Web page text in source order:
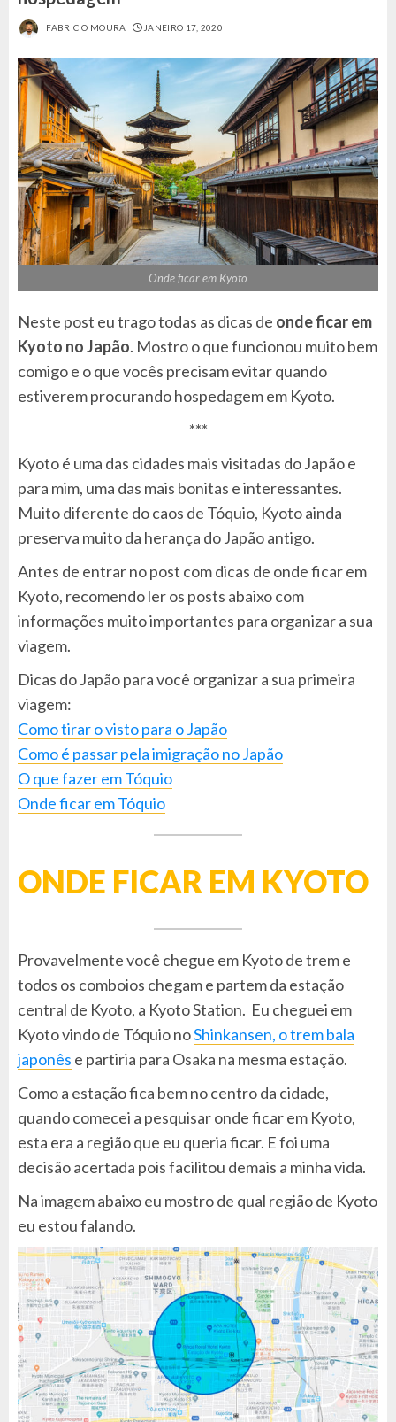
FABRICIO MOURA JANEIRO 17, 2020
Onde ficar em Kyoto
Neste post eu trago todas as dicas de onde ficar em
Kyoto no Japão. Mostro o que funcionou muito bem
comigo e o que vocês precisam evitar quando
estiverem procurando hospedagem em Kyoto.
***
Kyoto é uma das cidades mais visitadas do Japão e
para mim, uma das mais bonitas e interessantes.
Muito diferente do caos de Tóquio, Kyoto ainda
preserva muito da herança do Japão antigo.
Antes de entrar no post com dicas de onde ficar em
Kyoto, recomendo ler os posts abaixo com
informações muito importantes para organizar a sua
viagem.
Dicas do Japão para você organizar a sua primeira
viagem:
Como tirar o visto para o Japão
Como é passar pela imigração no Japão
O que fazer em Tóquio
Onde ficar em Tóquio
ONDE FICAR EM KYOTO
Provavelmente você chegue em Kyoto de trem e
todos os comboios chegam e partem da estação
central de Kyoto, a Kyoto Station. Eu cheguei em
Kyoto vindo de Tóquio noShinkansen, o trem bala
japonês e partiria para Osaka na mesma estação.
Como a estação fica bem no centro da cidade,
quando comecei a pesquisar onde ficar em Kyoto,
esta era a região que eu queria ficar. E foi uma
decisão acertada pois facilitou demais a minha vida.
Na imagem abaixo eu mostro de qual região de Kyoto
eu estou falando.